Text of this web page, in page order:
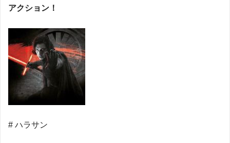
アクション！
# ハラサン